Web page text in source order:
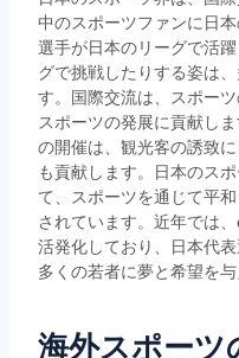
中のスポーツファンに日
選手が日本のリーグで活
グで挑戦したりする姿は
す。国際交流は、スポー
スポーツの発展に貢献し
の開催は、観光客の誘致
も貢献します。日本のス
て、スポーツを通じて平
されています。近年では
活発化しており、日本代
多くの若者に夢と希望を与
海外スポーツ